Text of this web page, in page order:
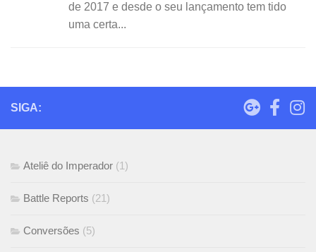
de 2017 e desde o seu lançamento tem tido
uma certa...
SIGA:
Ateliê do Imperador (1)
Battle Reports (21)
Conversões (5)